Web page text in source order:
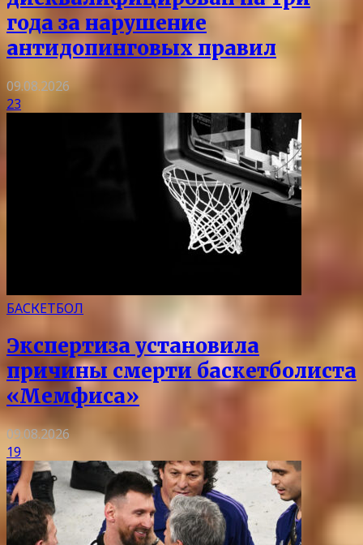
года за нарушение
антидопинговых правил
09.08.2026
23
БАСКЕТБОЛ
Экспертиза установила
причины смерти баскетболиста
«Мемфиса»
09.08.2026
19